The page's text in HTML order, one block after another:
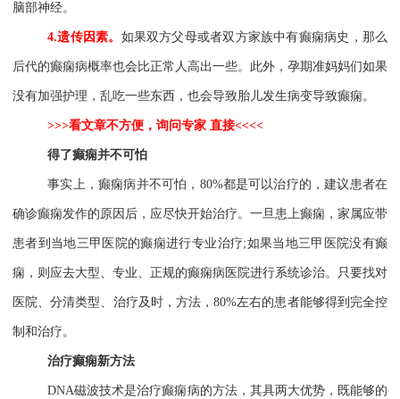
脑部神经。
4.遗传因素。 如果双方父母或者双方家族中有癫痫病史，那么
后代的癫痫病概率也会比正常人高出一些。此外，孕期准妈妈们如果
没有加强护理，乱吃一些东西，也会导致胎儿发生病变导致癫痫。
>>>看文章不方便，询问专家 直接<<<<
得了癫痫并不可怕
事实上，癫痫病并不可怕， 80%都是可以治疗的，建议患者在
确诊癫痫发作的原因后，应尽快开始治疗。一旦患上癫痫，家属应带
患者到当地三甲医院的癫痫进行专业治疗;如果当地三甲医院没有癫
痫，则应去大型、专业、正规的癫痫病医院进行系统诊治。只要找对
医院、分清类型、治疗及时，方法，80%左右的患者能够得到完全控
制和治疗。
治疗癫痫新方法
DNA磁波技术是治疗癫痫病的方法，其具两大优势，既能够的